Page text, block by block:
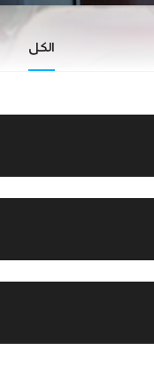
الكل